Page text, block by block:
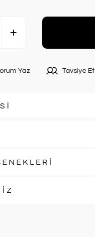
Yaz Tavsiye Et